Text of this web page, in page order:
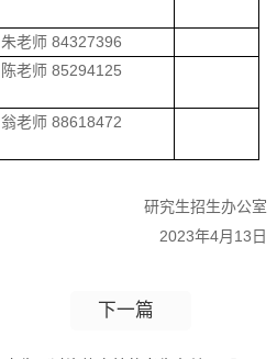
朱老师 84327396
陈老师 85294125
翁老师 88618472
研究生招生办公室
2023年4月13日
下一篇